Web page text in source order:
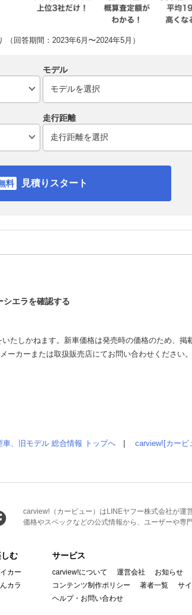
回答期間：2023年6月〜2024年5月）
モデル
走行距離
見積りスタート
エラを確認する
たしかねます。新車価格は発売時の価格のため、掲
ーカーまたは取扱販売店にてお問い合わせください。
車、旧モデル 総合情報 トップへ carview![カー
carview!（カービュー）はLINEヤフー株式会社が運
価格やスペックなどの公式情報から、ユーザーや専
む
カー
カラ
サービス
carview!について 運営会社 お知らせ
コンテンツ制作ポリシー
著者一覧 サ
ヘルプ・お問い合わせ